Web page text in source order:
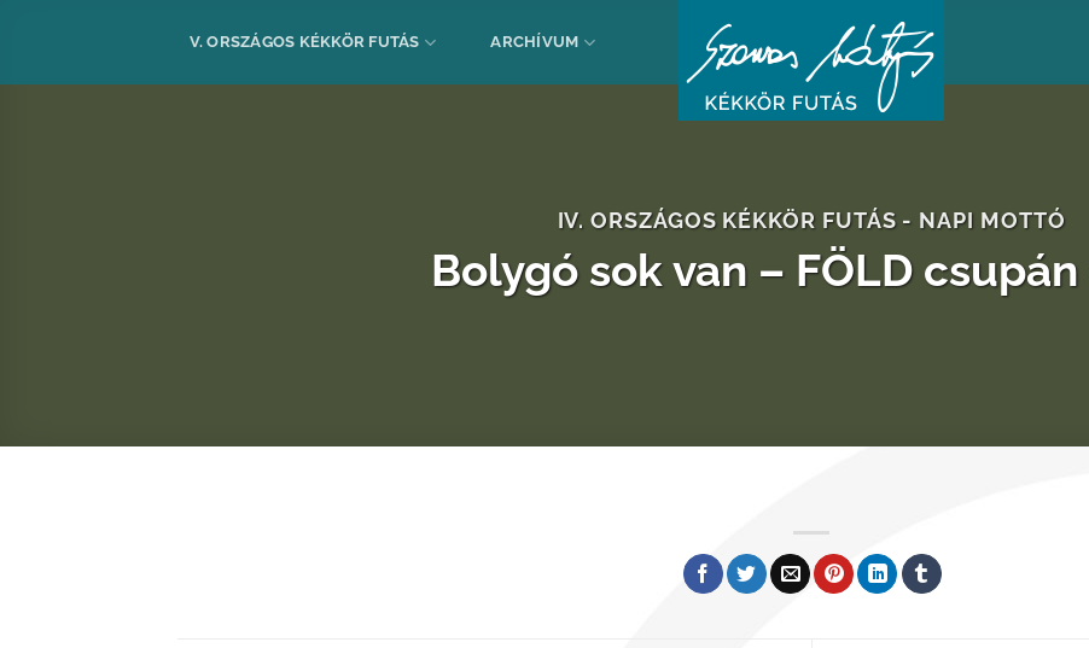
V. ORSZÁGOS KÉKKÖR FUTÁS ARCHÍVUM
IV. ORSZÁGOS KÉKKÖR FUTÁS - NAPI MOTTÓ
Bolygó sok van – FÖLD